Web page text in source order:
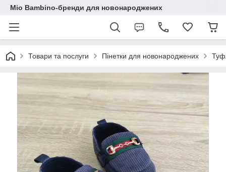
Mio Bambino-бренди для новонароджених
Товари та послуги Пінетки для новонароджених